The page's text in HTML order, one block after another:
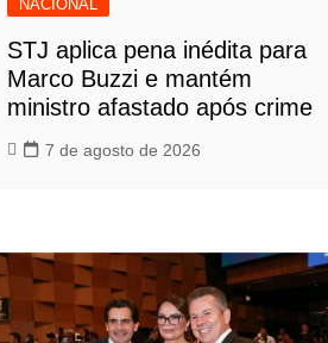
NACIONAL
STJ aplica pena inédita para
Marco Buzzi e mantém
ministro afastado após crime
7 de agosto de 2026